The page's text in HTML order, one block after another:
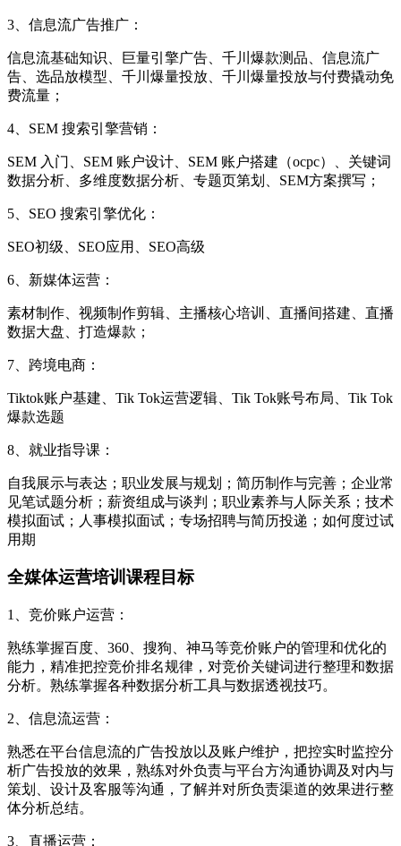
3、信息流广告推广：
信息流基础知识、巨量引擎广告、千川爆款测品、信息流广
告、选品放模型、千川爆量投放、千川爆量投放与付费撬动免
费流量；
4、SEM 搜索引擎营销：
SEM 入门、SEM 账户设计、SEM 账户搭建（ocpc）、关键词
数据分析、多维度数据分析、专题页第划、SEM方案撰写；
5、SEO 搜索引擎优化：
SEO初级、SEO应用、SEO高级
6、新媒体运营：
素材制作、视频制作剪辑、主播核心培训、直播间搭建、直播
数据大盘、打造爆款；
7、跨境电商：
Tiktok账户基建、Tik Tok运营逻辑、Tik Tok账号布局、Tik Tok
爆款选题
8、就业指导课：
自我展示与表达；职业发展与规划；简历制作与完善；企业常
见笔试题分析；薪资组成与谈判；职业素养与人际关系；技术
模拟面试；人事模拟面试；专场招聘与简历投递；如何度过试
用期
全媒体运营培训课程目标
1、竞价账户运营：
熟练掌握百度、360、搜狗、神马等竞价账户的管理和优化的
能力，精准把控竞价排名规律，对竞价关键词进行整理和数据
分析。熟练掌握各种数据分析工具与数据透视技巧。
2、信息流运营：
熟悉在平台信息流的广告投放以及账户维护，把控实时监控分
析广告投放的效果，熟练对外负责与平台方沟通协调及对内与
策划、设计及客服等沟通，了解并对所负责渠道的效果进行整
体分析总结。
3、直播运营：